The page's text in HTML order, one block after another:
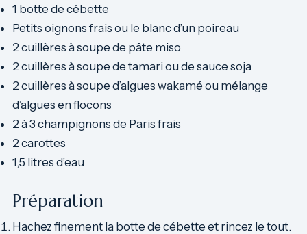
1 botte de cébette
Petits oignons frais ou le blanc d’un poireau
2 cuillères à soupe de pâte miso
2 cuillères à soupe de tamari ou de sauce soja
2 cuillères à soupe d’algues wakamé ou mélange
d’algues en flocons
2 à 3 champignons de Paris frais
2 carottes
1,5 litres d’eau
Préparation
Hachez finement la botte de cébette et rincez le tout.